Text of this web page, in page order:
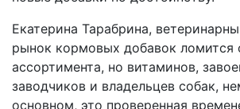
Екатерина Тарабрина,
рынок кормовых добавок ломится
ассортимента, но витаминов,
заводчиков и владельцев собак,
основном, это проверенная